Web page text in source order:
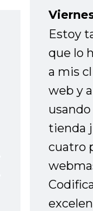
Estoy
que lo
a mis
web y
tienda
cuatro